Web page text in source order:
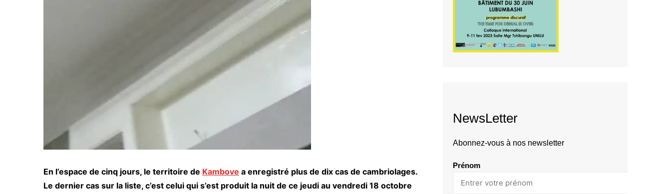
En l’espace de cinq jours, le territoire de Kambove a enregistré plus de dix cas de cambriolages.
Le dernier cas sur la liste, c’est celui qui s’est produit la nuit de ce jeudi au vendredi 18 octobre
NewsLetter
Abonnez-vous à nos newsletter
Prénom